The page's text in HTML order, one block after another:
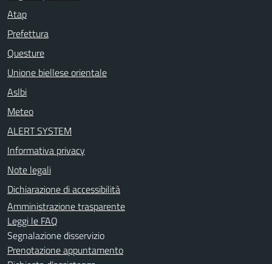
Atap
Prefettura
Questure
Unione biellese orientale
Aslbi
Meteo
ALERT SYSTEM
Informativa privacy
Note legali
Dichiarazione di accessibilità
Amministrazione trasparente
Leggi le FAQ
Segnalazione disservizio
Prenotazione appuntamento